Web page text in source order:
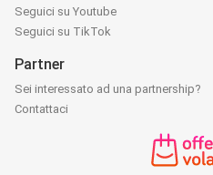
Seguici su Youtube
Seguici su TikTok
Partner
Sei interessato ad una partnership?
Contattaci